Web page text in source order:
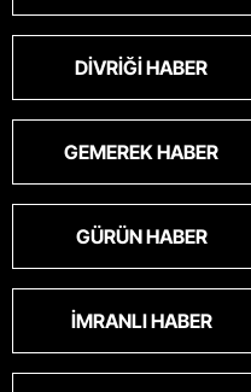
DIVRIĞI HABER
GEMEREK HABER
GÜRÜN HABER
İMRANLI HABER